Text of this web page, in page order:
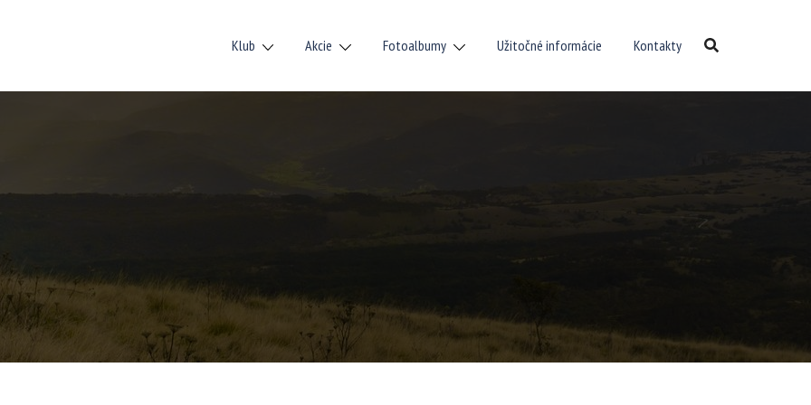
Klub Akcie Fotoalbumy Užitočné informácie Kontakty